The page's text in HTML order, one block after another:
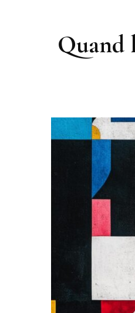
Quand